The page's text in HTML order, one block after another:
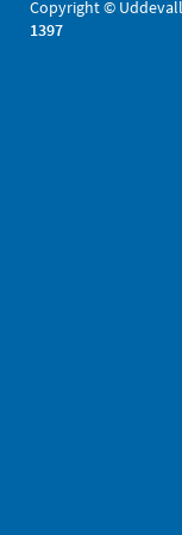
Copyright ©
1397